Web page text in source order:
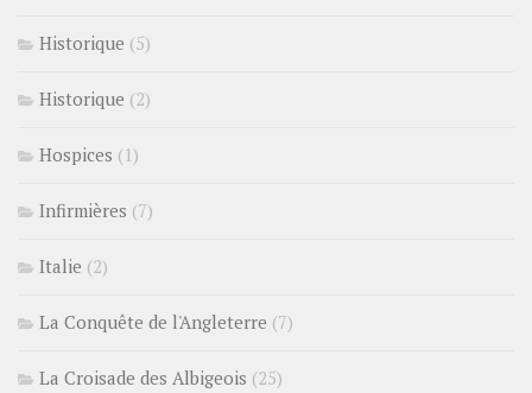
Historique (5)
Historique (2)
Hospices (1)
Infirmières (7)
Italie (2)
La Conquête de l'Angleterre (7)
La Croisade des Albigeois (25)